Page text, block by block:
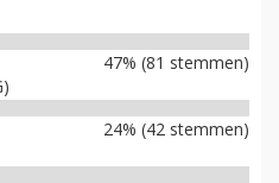
47% (81 stemmen)
24% (42 stemmen)